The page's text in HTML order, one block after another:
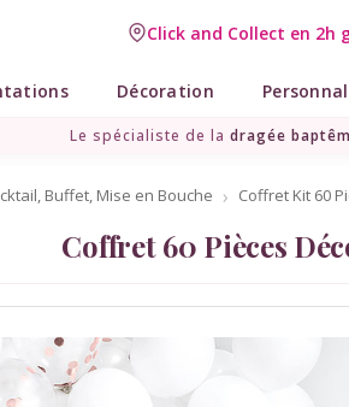
Click and Collect en 2h gratuit !
Livraison point relais
Décoration
Le spécialiste de la dragée
Buffet, Mise en Bouche Coffret Kit 60
Coffret 60 Pièces